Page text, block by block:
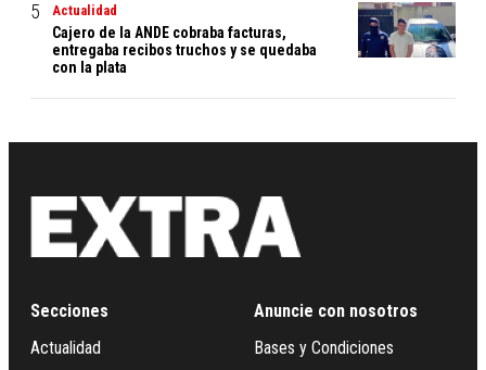
Actualidad
Cajero de la ANDE cobraba facturas,
entregaba recibos truchos y se quedaba
con la plata
Secciones
Actualidad
Anuncie con nosotros
Bases y Condiciones